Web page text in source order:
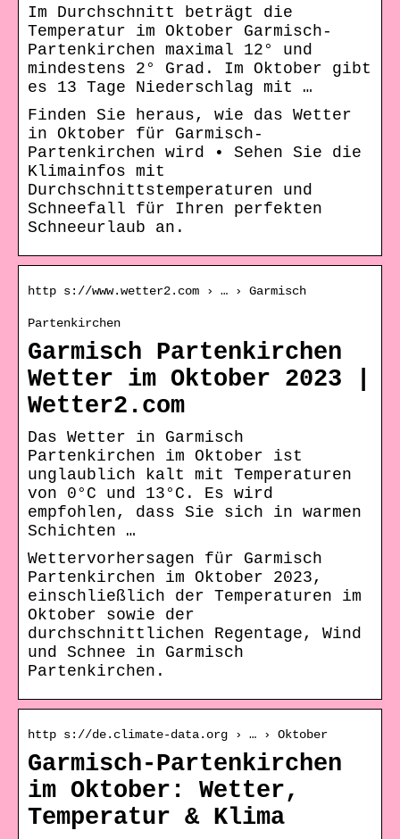
Im Durchschnitt beträgt die
Temperatur im Oktober Garmisch-
Partenkirchen maximal 12° und
mindestens 2° Grad. Im Oktober gibt
es 13 Tage Niederschlag mit …
Finden Sie heraus, wie das Wetter
in Oktober für Garmisch-
Partenkirchen wird • Sehen Sie die
Klimainfos mit
Durchschnittstemperaturen und
Schneefall für Ihren perfekten
Schneeurlaub an.
http s://www.wetter2.com › … › Garmisch
Partenkirchen
Garmisch Partenkirchen
Wetter im Oktober 2023 |
Wetter2.com
Das Wetter in Garmisch
Partenkirchen im Oktober ist
unglaublich kalt mit Temperaturen
von 0°C und 13°C. Es wird
empfohlen, dass Sie sich in warmen
Schichten …
Wettervorhersagen für Garmisch
Partenkirchen im Oktober 2023,
einschließlich der Temperaturen im
Oktober sowie der
durchschnittlichen Regentage, Wind
und Schnee in Garmisch
Partenkirchen.
http s://de.climate-data.org › … › Oktober
Garmisch-Partenkirchen
im Oktober: Wetter,
Temperatur & Klima